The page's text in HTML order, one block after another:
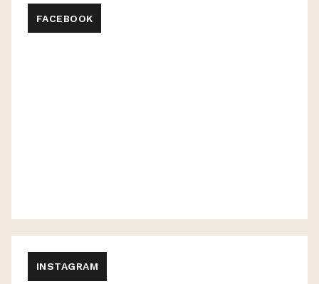
FACEBOOK
INSTAGRAM